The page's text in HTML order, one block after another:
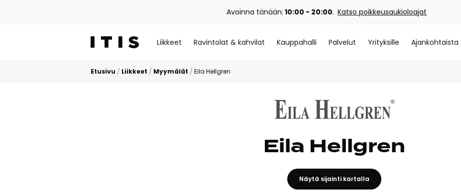
Avoinna tänään: 10:00 - 20:00. Katso poikkeusaukioloajat
Liikkeet Ravintolat & kahvilat Kauppahalli Palvelut Yrityksille Ajankohtaista
Etusivu / Liikkeet / Myymälät / Eila Hellgren
Eila Hellgren
Näytä sijainti kartalla